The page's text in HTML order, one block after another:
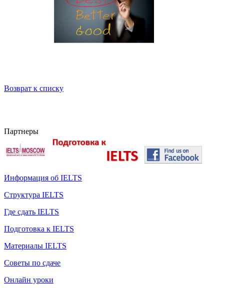
Возврат к списку
Партнеры
Информация об IELTS
Структура IELTS
Где сдать IELTS
Подготовка к IELTS
Материалы IELTS
Советы по сдаче
Онлайн уроки